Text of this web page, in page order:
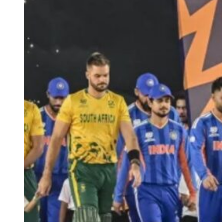
Team India’s Probable Playing XI for the Ind vs Afg Test
केएल राहुल, यशस्वी जायसवाल, साई सुदर्शन, शुभमन गिल, ऋषभ पंत
(विकेटकीपर), ध्रुव जुरेल, नितीश कुमार रेड्डी, वाशिंगटन सुंदर, कुलदीप
यादव, मोहम्मद सिराज और गुरनूर बराड़।
India vs Afghanistan टेस्ट के लिए टीम इंडिया
का स्क्वाड
शुभमन गिल (कप्तान), केएल राहुल (उप-कप्तान), यशस्वी जायसवाल, ध्रुव
जुरेल (विकेटकीपर), साई सुदर्शन, ऋषभ पंत (विकेटकीपर), देवदत्त पडिक्कल,
नितीश कुमार रेड्डी, वाशिंगटन सुंदर, कुलदीप यादव, मोहम्मद सिराज, प्रसिद्ध